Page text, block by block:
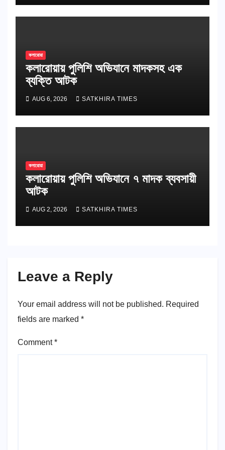
কলারোয়া
কলারোয়ায় পুলিশি অভিযানে মাদকসহ এক
ব্যক্তি আটক
AUG 6, 2026 SATKHIRA TIMES
কলারোয়া
কলারোয়ায় পুলিশি অভিযানে ৭ মাদক ব্যবসায়ী
আটক
AUG 2, 2026 SATKHIRA TIMES
Leave a Reply
Your email address will not be published. Required
fields are marked *
Comment*